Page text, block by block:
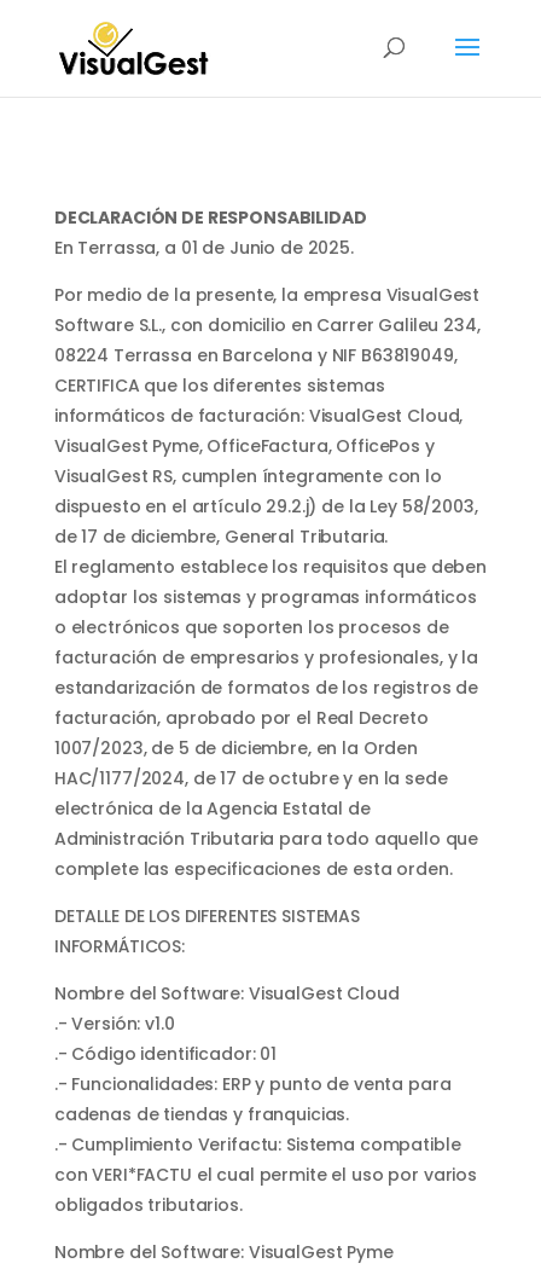
DECLARACIÓN DE RESPONSABILIDAD
En Terrassa, a 01 de Junio de 2025.
Por medio de la presente, la empresa VisualGest
Software S.L., con domicilio en Carrer Galileu 234,
08224 Terrassa en Barcelona y NIF B63819049,
CERTIFICA que los diferentes sistemas
informáticos de facturación: VisualGest Cloud,
VisualGest Pyme, OfficeFactura, OfficePos y
VisualGest RS, cumplen íntegramente con lo
dispuesto en el artículo 29.2.j) de la Ley 58/2003,
de 17 de diciembre, General Tributaria.
El reglamento establece los requisitos que deben
adoptar los sistemas y programas informáticos
o electrónicos que soporten los procesos de
facturación de empresarios y profesionales, y la
estandarización de formatos de los registros de
facturación, aprobado por el Real Decreto
1007/2023, de 5 de diciembre, en la Orden
HAC/1177/2024, de 17 de octubre y en la sede
electrónica de la Agencia Estatal de
Administración Tributaria para todo aquello que
complete las especificaciones de esta orden.
DETALLE DE LOS DIFERENTES SISTEMAS
INFORMÁTICOS:
Nombre del Software: VisualGest Cloud
.- Versión: v1.0
.- Código identificador: 01
.- Funcionalidades: ERP y punto de venta para
cadenas de tiendas y franquicias.
.- Cumplimiento Verifactu: Sistema compatible
con VERI*FACTU el cual permite el uso por varios
obligados tributarios.
Nombre del Software: VisualGest Pyme